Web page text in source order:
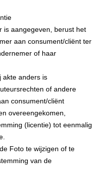
is aangegeven, berust het
aan consument/cliënt ter
of haar
akte anders is
of andere
consument/cliënt
overeengekomen,
(licentie) tot eenmalig
Foto te wijzigen of te
van de